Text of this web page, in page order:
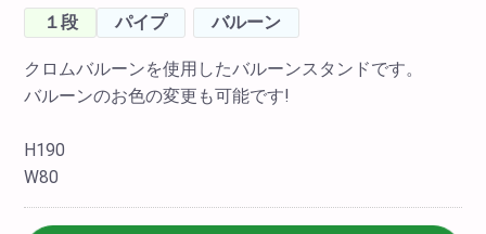
１段 パイプ バルーン
クロムバルーンを使用したバルーンスタンドです。
バルーンのお色の変更も可能です!
H190
W80